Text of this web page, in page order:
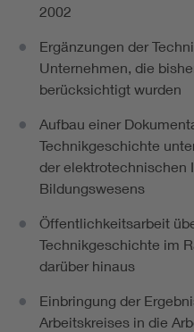
Functional safety
2002
Ergänzungen der
Unternehmen, die
berücksichtigt wurden
Aufbau einer
Technikgeschichte
der elektrotechnischen
Bildungswesens
Öffentlichkeitsarbeit
Technikgeschichte im
darüber hinaus
Einbringung der
Arbeitskreises in die